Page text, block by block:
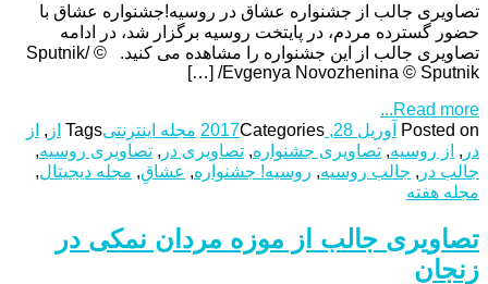
تصاویری جالب از جشنواره عشاق در روسیه!جشنواره عشاق با
حضور گسترده مردم، در پایتخت روسیه برگزار شد، در ادامه
تصاویری جالب از این جشنواره را مشاهده می کنید. © Sputnik/
Evgenya Novozhenina © Sputnik/ […]
Read more...
Posted on
آوریل 28, 2017 Categories مجله اینترنتیTags از , از
در , از روسیه, تصاویری جشنواره, تصاویری در , تصاویری روسیه,
جالب در , جالب روسیه, روسیه! جشنواره, عشاقِ, مجله دیجیتال,
مجله هفته
تصاویری جالب از موزه مردان نمکی در
زنجان